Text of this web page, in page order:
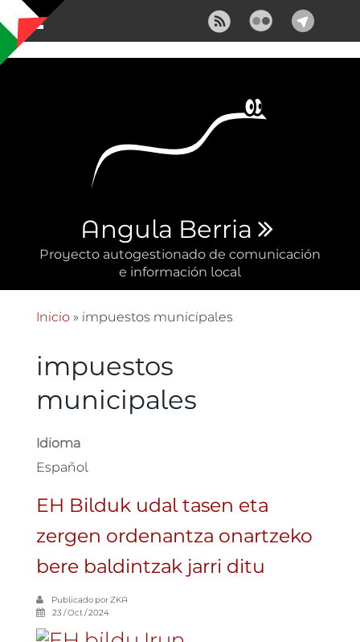
Pasar al contenido principal
Angula Berria
Proyecto autogestionado de comunicación
e información local
Se encuentra usted aquí
Inicio» impuestos municipales
impuestos
municipales
Idioma
Español
EH Bilduk udal tasen eta
zergen ordenantza onartzeko
bere baldintzak jarri ditu
Publicado porZKA
23 / Oct / 2024